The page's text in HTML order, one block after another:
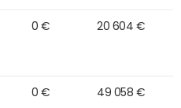
0 € 20 604 €
0 € 49 058 €